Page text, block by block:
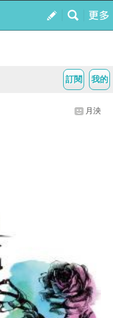
我的
訂閱
月泱